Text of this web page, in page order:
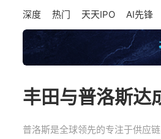
深度 热门 天天IPO AI先锋
丰田与普洛斯达
普洛斯是全球领先的专注于供应